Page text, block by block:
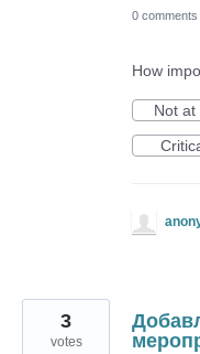
0 comments
How
Not at
3
votes